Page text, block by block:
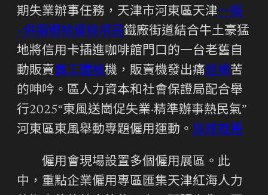
期失業辦事任務，天津市河東區天津一般
+供膳體檢健檢項目鐵廠街道結合牛土豪猛
地將信用卡插進咖啡館門口的一台老舊自
動販賣員工體檢機，販賣機發出痛巡檢苦
的呻吟。區人力資本和社會保證局配合舉
行2025“東風送崗促失業·精準辦事熱民氣”
河東區東風舉動專題僱用運動。 巡檢推薦
僱用會現場設置多個僱用展區。此
中，重點企業僱用專區匯集天津紅海人力